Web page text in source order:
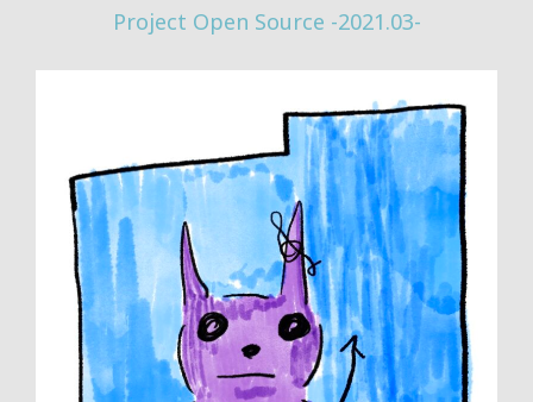
Project Open Source -2021.03-